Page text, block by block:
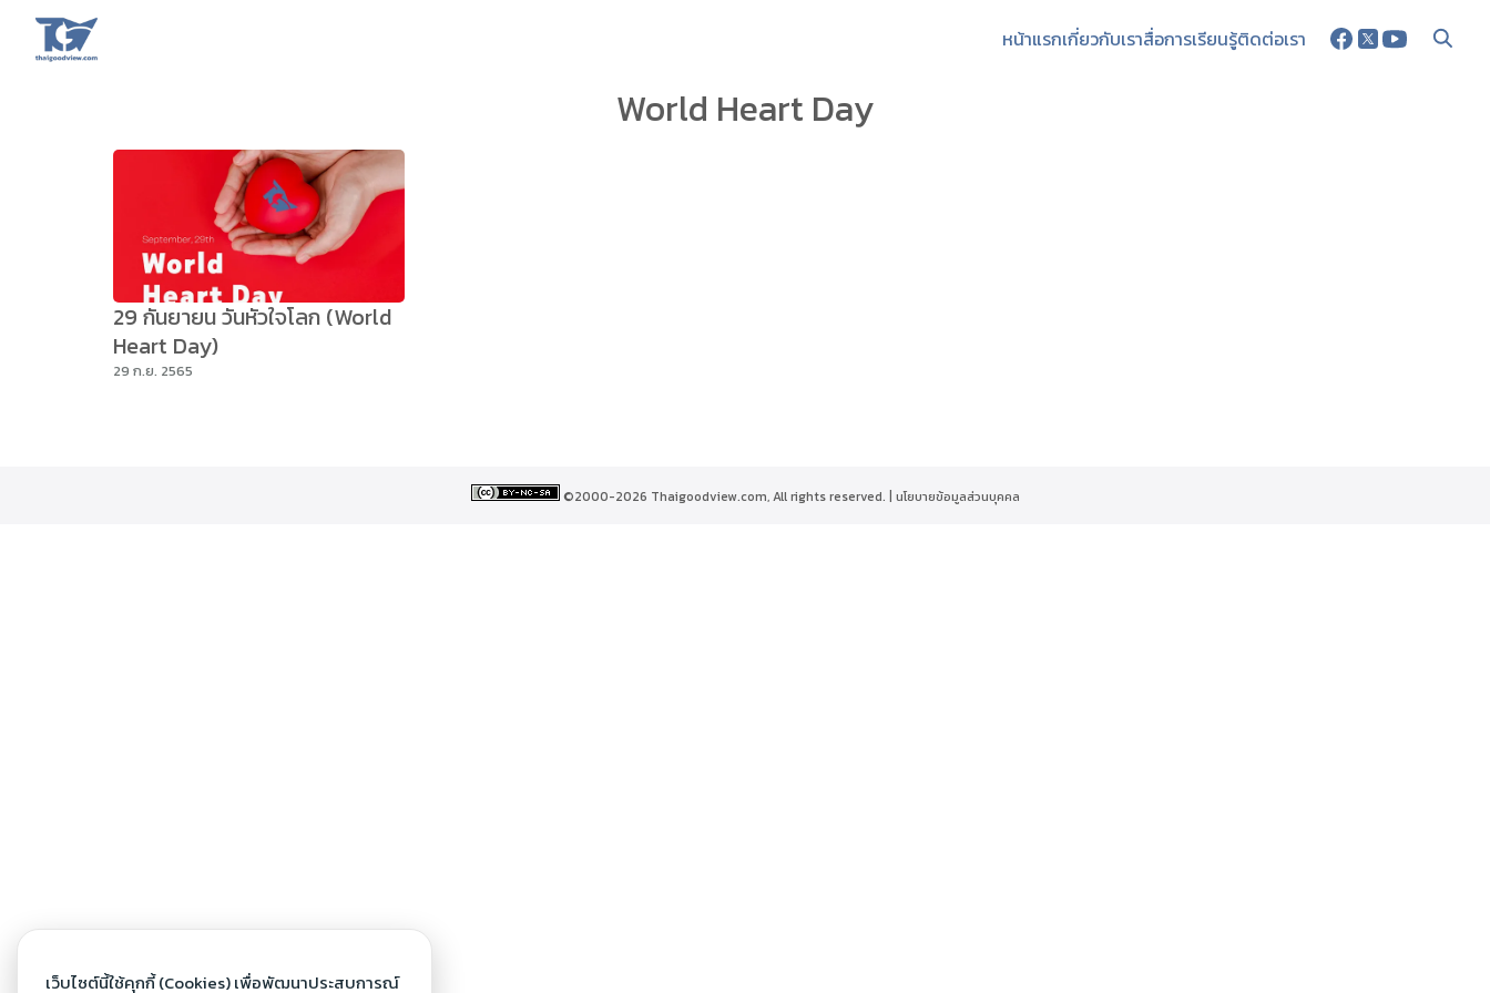
content
หน้าแรกเกี่ยวกับเราสื่อการเรียนรู้ติดต่อเรา
World Heart Day
29 กันยายน วันหัวใจโลก (World
Heart Day)
29 ก.ย. 2565
©2000-2026 Thaigoodview.com, All rights reserved. | นโยบายข้อมูลส่วนบุคคล
เว็บไซต์นี้ใช้คุกกี้ (Cookies) เพื่อพัฒนาประสบการณ์